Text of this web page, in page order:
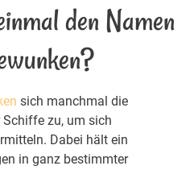
den Namen
sich manchmal die
Schiffe zu, um sich
Dabei hält ein
in ganz bestimmter